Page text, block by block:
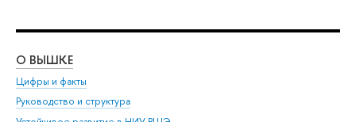
О ВЫШКЕ
Цифры и факты
Руководство и структура